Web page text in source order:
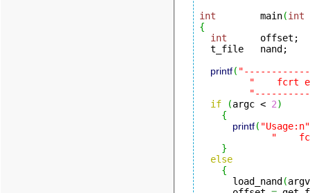
int main(int
{
int offset;
t_file   nand;
printf(
"    fcrt
if
(argc < 2)
{
printf( "Usage:n"
"
}
else
{
load_nand (argv